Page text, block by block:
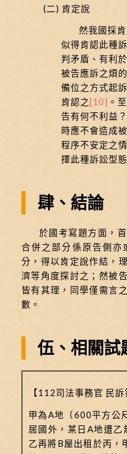
(二) 肯定說
然我國採
似得肯認此種
判矛盾、有利
被告應訴之煩
備位之方式起
肯認之 [10] 。
告有何不利益
時應不會造成
程序不安定之
擇此種訴訟型
肆、結論
於國考寫題方面，
合併之部分係原告側亦
分，得以肯定說作結，
濟等角度探討之；然被
皆有其理，同學僅需言
數。
伍、相關試
【112司法事務官 民訴
甲為A地（600平方公
居國外，某日A地遭乙
乙再將B屋出租於丙，